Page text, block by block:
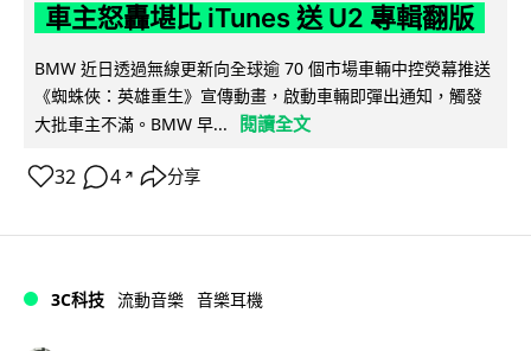
車主怒轟堪比 iTunes 送 U2 專輯翻版
BMW 近日透過無線更新向全球逾 70 個市場車輛中控熒幕推送
《蜘蛛俠：英雄重生》宣傳動畫，啟動車輛即彈出通知，觸發
大批車主不滿。BMW 早...
閱讀全文
32 4 ↗ 分享
3C科技 流動音樂 音樂耳機